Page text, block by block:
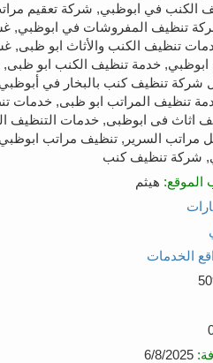
الكنب في ابوظبي, شركة تعقيم
تنظيف المفروشات في ابوظبي,
تنظيف الكنب والأثاث ابو
ابوظبي, خدمة تنظيف الكنب ابو
تنظيف كنب بالبخار في
تنظيف المراتب ابو ظبى, خدمات
اثاث فى ابوظبى, خدمات التنظيف
مراتب السرير, تنظيف مراتب
شركة تنظيف كنب
هيثم
الخدمات